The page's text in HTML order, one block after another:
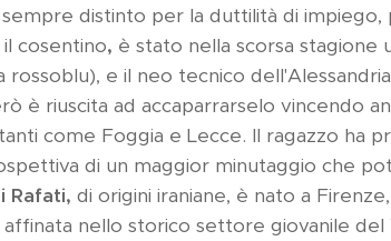
distinto per la duttilità di
il cosentino, è stato nella scorsa stagione
rossoblu), e il neo tecnico
è riuscita ad accaparrarselo vincendo
come Foggia e Lecce. Il ragazzo ha
di un maggior minutaggio che
Rafati, di origini iraniane, è nato a
nello storico settore giovanile del